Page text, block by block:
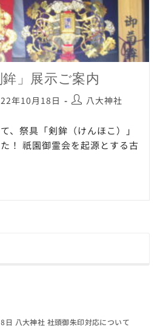
」展示ご案内
年10月18日 八大神社
、祭具「剣鉾（けんほこ）」
！ 祇園御霊会を起源とする古
日 八大神社 社頭御朱印対応について